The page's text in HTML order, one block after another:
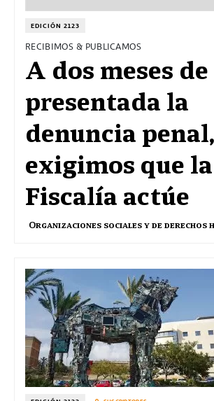
EDICIÓN 2123
RECIBIMOS & PUBLICAMOS
A dos meses de
presentada la
denuncia penal,
exigimos que la
Fiscalía actúe
Organizaciones sociales y de derechos